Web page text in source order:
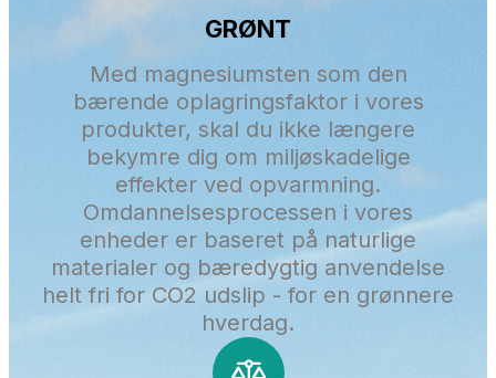
GRØNT
Med magnesiumsten som den
bærende oplagringsfaktor i vores
produkter, skal du ikke længere
bekymre dig om miljøskadelige
effekter ved opvarmning.
Omdannelsesprocessen i vores
enheder er baseret på naturlige
materialer og bæredygtig anvendelse
helt fri for CO2 udslip - for en grønnere
hverdag.